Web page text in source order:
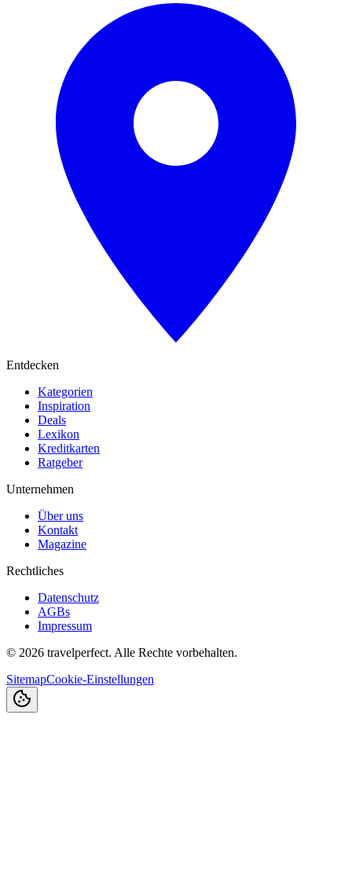
Entdecken
Kategorien
Inspiration
Deals
Lexikon
Kreditkarten
Ratgeber
Unternehmen
Über uns
Kontakt
Magazine
Rechtliches
Datenschutz
AGBs
Impressum
© 2026 travelperfect. Alle Rechte vorbehalten.
SitemapCookie-Einstellungen